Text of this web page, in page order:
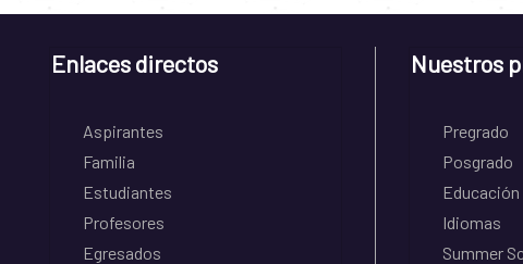
Enlaces directos
Aspirantes
Familia
Estudiantes
Profesores
Egresados
Nuestros
Pregrado
Posgrado
Idiomas
Summer